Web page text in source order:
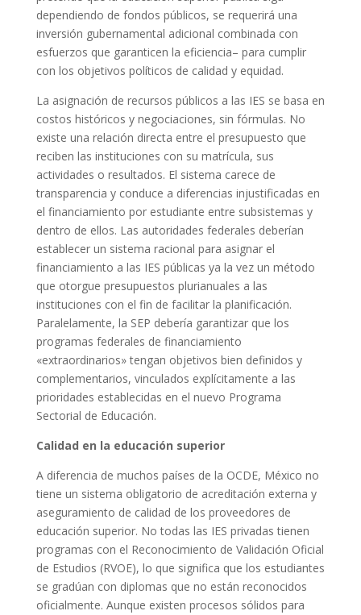
dependiendo de fondos públicos, se requerirá una
inversión gubernamental adicional combinada con
esfuerzos que garanticen la eficiencia– para cumplir
con los objetivos políticos de calidad y equidad.
La asignación de recursos públicos a las IES se basa en
costos históricos y negociaciones, sin fórmulas. No
existe una relación directa entre el presupuesto que
reciben las instituciones con su matrícula, sus
actividades o resultados. El sistema carece de
transparencia y conduce a diferencias injustificadas en
el financiamiento por estudiante entre subsistemas y
dentro de ellos. Las autoridades federales deberían
establecer un sistema racional para asignar el
financiamiento a las IES públicas ya la vez un método
que otorgue presupuestos plurianuales a las
instituciones con el fin de facilitar la planificación.
Paralelamente, la SEP debería garantizar que los
programas federales de financiamiento
«extraordinarios» tengan objetivos bien definidos y
complementarios, vinculados explícitamente a las
prioridades establecidas en el nuevo Programa
Sectorial de Educación.
Calidad en la educación superior
A diferencia de muchos países de la OCDE, México no
tiene un sistema obligatorio de acreditación externa y
aseguramiento de calidad de los proveedores de
educación superior. No todas las IES privadas tienen
programas con el Reconocimiento de Validación Oficial
de Estudios (RVOE), lo que significa que los estudiantes
se gradúan con diplomas que no están reconocidos
oficialmente. Aunque existen procesos sólidos para